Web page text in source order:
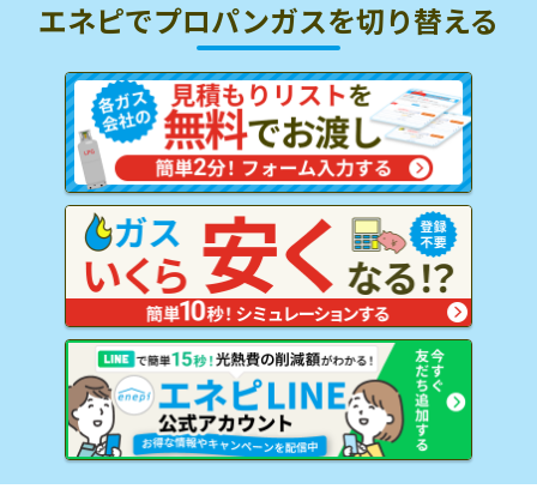
エネピでプロパンガスを切り替える